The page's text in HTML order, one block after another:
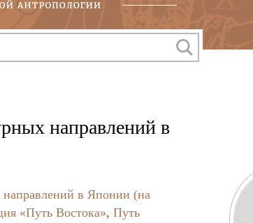
направлений в
направлений в Японии (на
«Путь Востока», Путь